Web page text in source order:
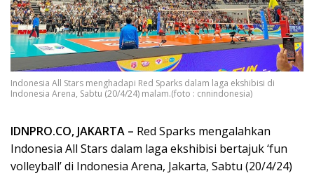
Indonesia All Stars menghadapi Red Sparks dalam laga ekshibisi di
Indonesia Arena, Sabtu (20/4/24) malam.(foto : cnnindonesia)
IDNPRO.CO, JAKARTA – Red Sparks mengalahkan
Indonesia All Stars dalam laga ekshibisi bertajuk ‘fun
volleyball’ di Indonesia Arena, Jakarta, Sabtu (20/4/24)